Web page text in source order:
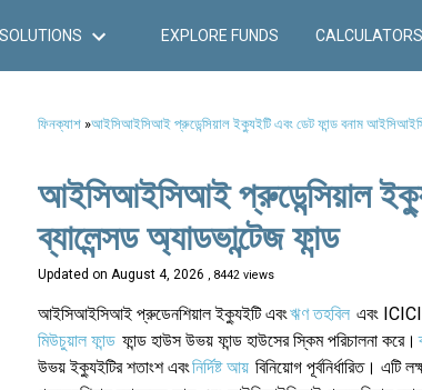
SOLUTIONS EXPLORE FUNDS CALCULATORS
ফিনক্যাশ»আইসিআইসিআই প্রুডেন্সিয়াল ইক্যুইটি এবং ডেট ফান্ড বনাম
আইসিআইসিআই প্রুডেন্সিয়াল
ব্যালেন্সড অ্যাডভান্টেজ ফান্ড
Updated on August 4, 2026 , 8442 views
আইসিআইসিআই প্রুডেনশিয়াল ইক্যুইটি এবংঋণ তহবিল এবং ICICI
মিউচুয়াল ফান্ড ফান্ড হাউস উভয় ফান্ড হাউসের স্কিম পরিচালনা করে।
উভয় ইক্যুইটির শতাংশ এবংনির্দিষ্ট আয় বিনিয়োগ পূর্বনির্ধারিত।